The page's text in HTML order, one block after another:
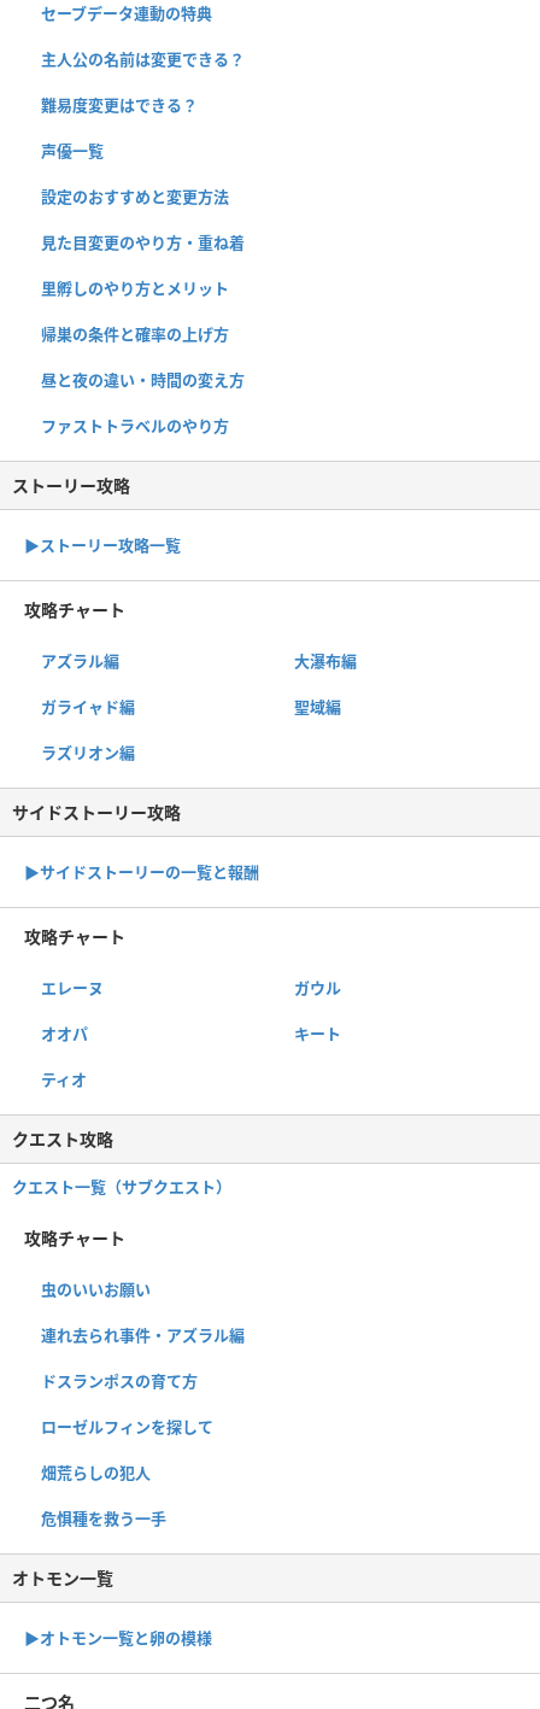
セーブデータ連動の特典
主人公の名前は変更できる？
難易度変更はできる？
声優一覧
設定のおすすめと変更方法
見た目変更のやり方・重ね着
里孵しのやり方とメリット
帰巣の条件と確率の上げ方
昼と夜の違い・時間の変え方
ファストトラベルのやり方
ストーリー攻略
▶︎ストーリー攻略一覧
攻略チャート
アズラル編 大瀑布編
ガライャド編 聖域編
ラズリオン編
サイドストーリー攻略
▶サイドストーリーの一覧と報酬
攻略チャート
エレーヌ ガウル
オオパ キート
ティオ
クエスト攻略
クエスト一覧（サブクエスト）
攻略チャート
虫のいいお願い
連れ去られ事件・アズラル編
ドスランポスの育て方
ローゼルフィンを探して
畑荒らしの犯人
危惧種を救う一手
オトモン一覧
▶︎オトモン一覧と卵の模様
二つ名